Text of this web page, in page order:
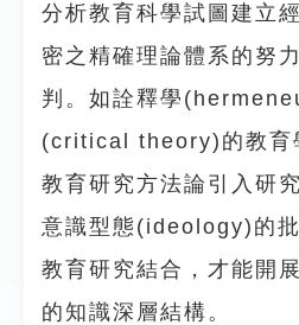
分析教育科學試圖建立
密之精確理論體系的努
判。如詮釋學
(critical theory)的教育
教育研究方法論引入研
意識型態(ideology)的
教育研究結合，才能開
的知識深層結構。